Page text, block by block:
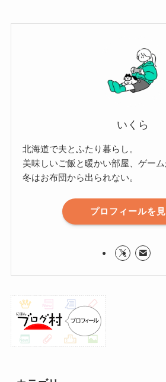
いくら
北海道で夫とふたり暮らし。
美味しいご飯と暖かい部屋、ゲーム
冬はお布団から出られない。
プロフィールを